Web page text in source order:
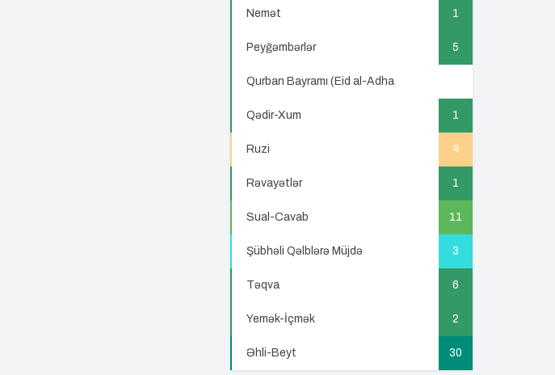
Nemət 1
Peyğəmbərlər 5
Qurban Bayramı (Eid al-Adha
Qədir-Xum 1
Ruzi 4
Rəvayətlər 1
Sual-Cavab 11
Şübhəli Qəlblərə Müjdə 3
Təqva 6
Yemək-İçmək 2
Əhli-Beyt 30